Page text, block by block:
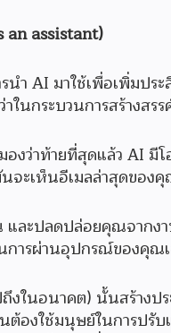
an assistant)
ำ AI มาใช้เพื่อเพิ่มปร
ในกระบวนการสร้างสร
ว่าท้ายที่สุดแล้ว AI มีโ
จะเห็นอีเมลล่าสุดของ
ละปลดปล่อยคุณจากงา
ารผ่านอุปกรณ์ของคุณ
ในอนาคต) นั้นสร้างป
องใช้มนุษย์ในการปรั